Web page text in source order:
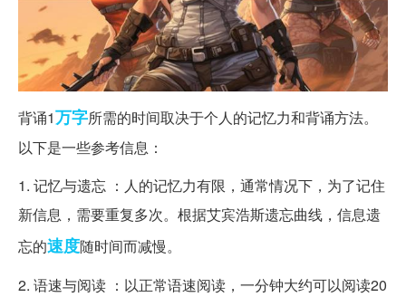
背诵1万字所需的时间取决于个人的记忆力和背诵方法。
以下是一些参考信息：
1. 记忆与遗忘 ：人的记忆力有限，通常情况下，为了记住
新信息，需要重复多次。根据艾宾浩斯遗忘曲线，信息遗
忘的速度随时间而减慢。
2. 语速与阅读 ：以正常语速阅读，一分钟大约可以阅读20